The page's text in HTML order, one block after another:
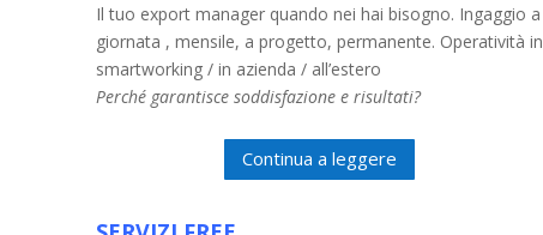
Il tuo export manager quando nei hai bisogno. Ingaggio a
giornata , mensile, a progetto, permanente. Operatività in
smartworking / in azienda / all’estero
Perché garantisce soddisfazione e risultati?
Continua a leggere